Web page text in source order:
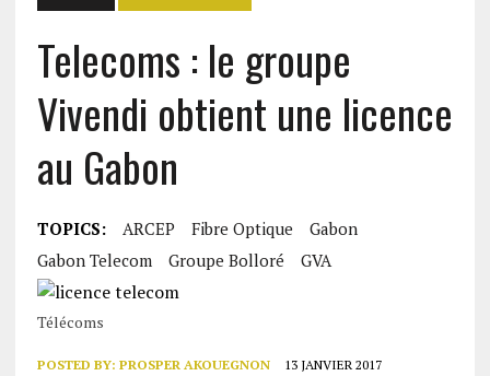
Telecoms : le groupe
Vivendi obtient une licence
au Gabon
TOPICS: ARCEP Fibre Optique
Gabon
Gabon Telecom
Groupe Bolloré GVA
Télécoms
POSTED BY: PROSPER AKOUEGNON 13 JANVIER 2017